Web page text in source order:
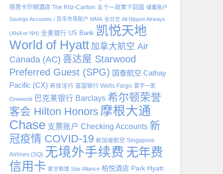
丽思卡尔顿酒店 The Ritz-Carlton 五个一政策下回国 储蓄账户
Savings Accounts / 货币市场账户 MMA 全日空 All Nippon Airways
(ANA or NH) 全美银行 US Bank 凯悦天地
World of Hyatt 加拿大航空 Air
Canada (AC) 喜达屋 Starwood
Preferred Guest (SPG) 国泰航空 Cathay
Pacific (CX) 奇技淫巧 富国银行 Wells Fargo 寰宇一家
Oneworld 巴克莱银行 Barclays 希尔顿荣誉
客会 Hilton Honors 摩根大通
Chase 支票账户 Checking Accounts 新
冠疫情 COVID-19 新加坡航空 Singapore
Airlines (SQ) 无境外手续费 无年费
信用卡 星空联盟 Star Alliance 柏悦酒店 Park Hyatt